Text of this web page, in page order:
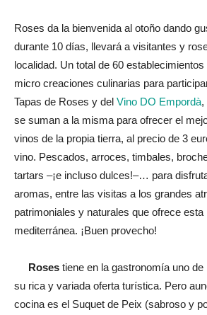
Roses da la bienvenida al otoño dando
durante 10 días, llevará a visitantes y
localidad. Un total de 60
micro creaciones culinarias para
Tapas de Roses y del Vino DO Empordà,
se suman a la misma para ofrecer el
vinos de la propia tierra, al precio de 3
vino. Pescados, arroces, timbales,
tartars –¡e incluso dulces!–… para
aromas, entre las visitas a los grandes
patrimoniales y naturales que ofrece esta
mediterránea. ¡Buen provecho!
Roses tiene en la gastronomía uno
su rica y variada oferta turística. Pero
cocina es el Suquet de Peix (sabroso y